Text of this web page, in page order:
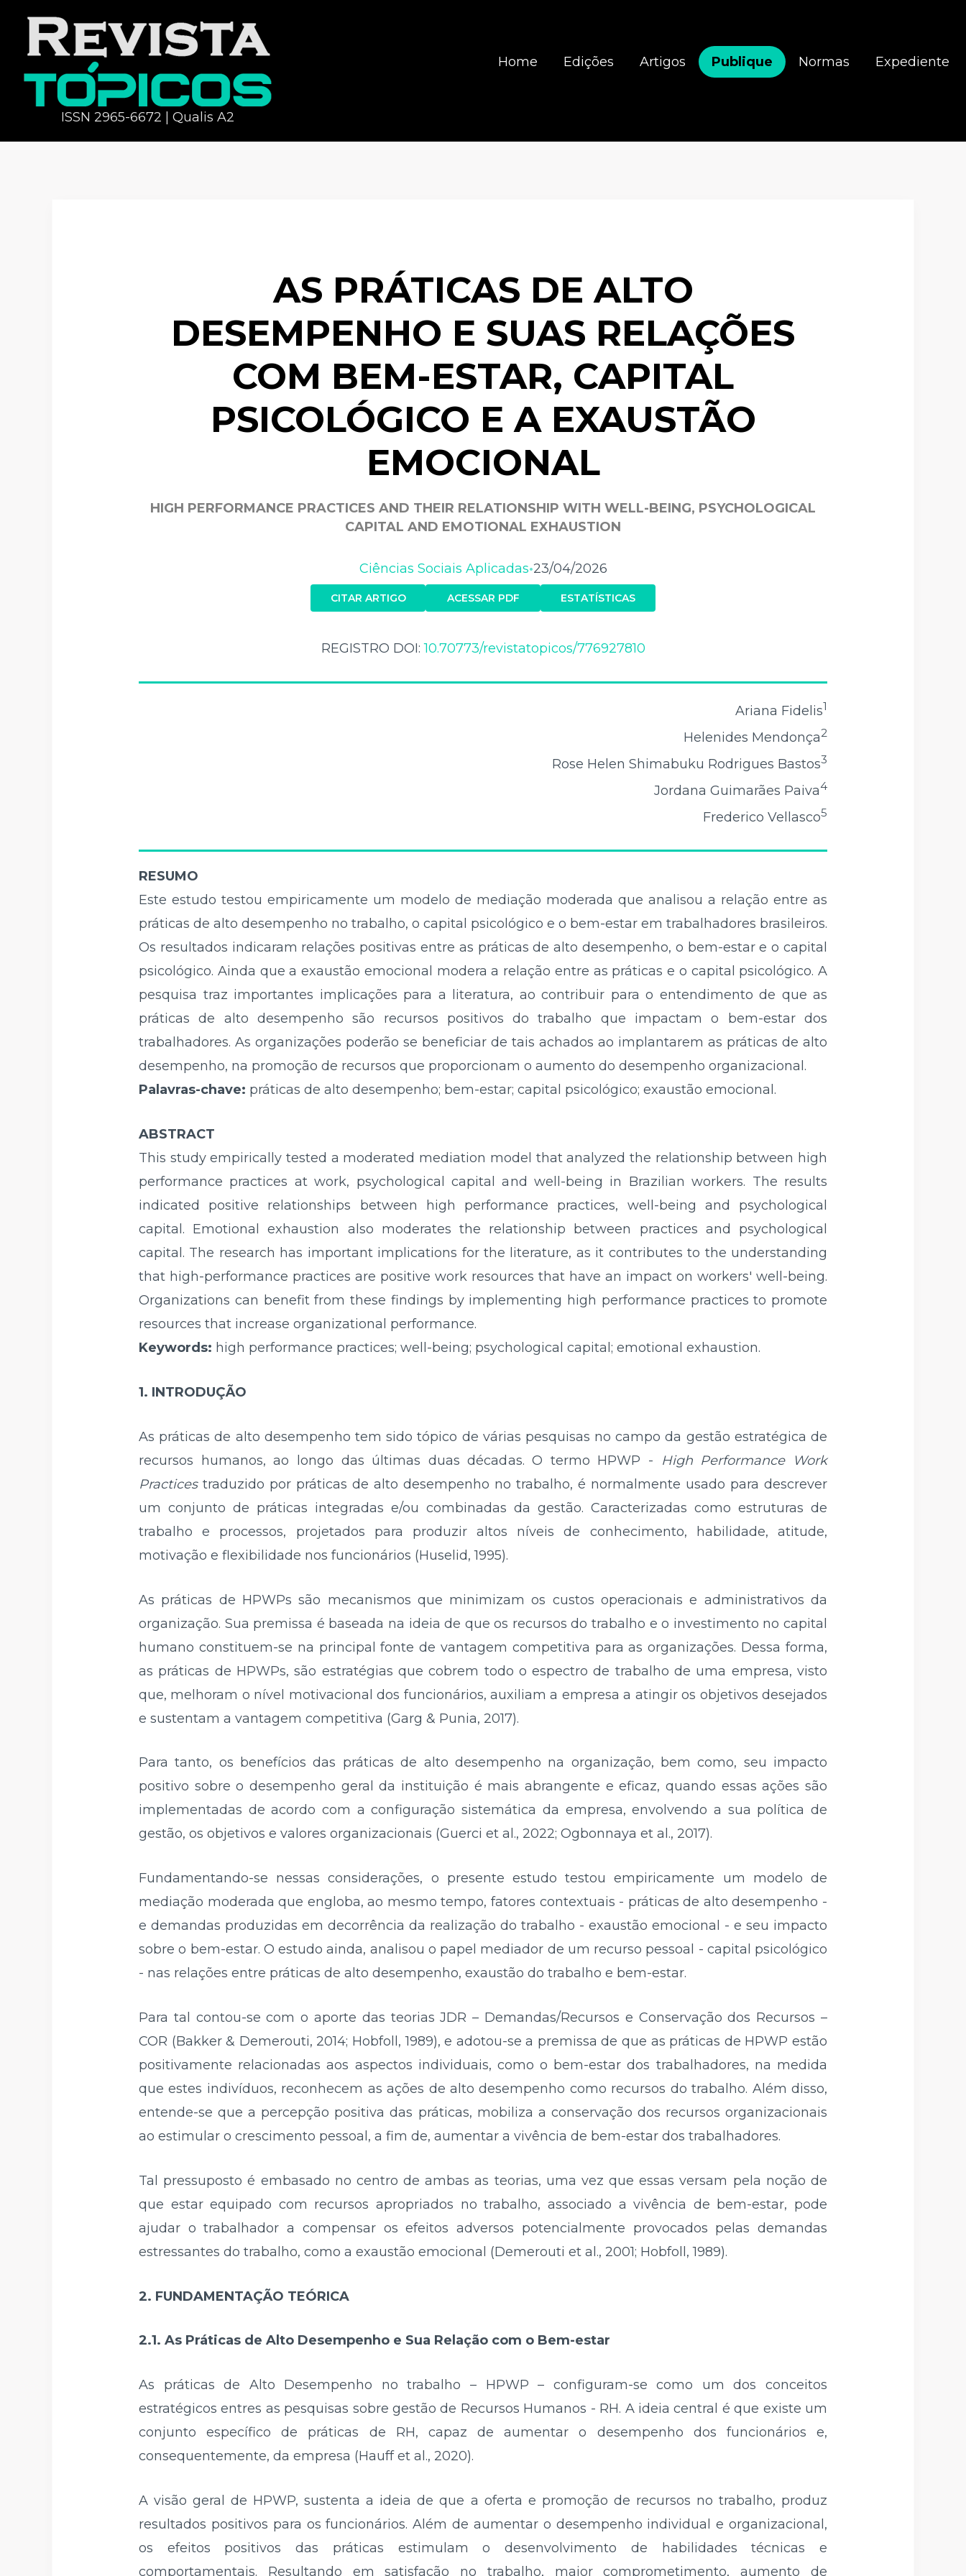
ISSN 2965-6672 | Qualis A2
Home Edições Artigos Publique Normas Expediente
AS PRÁTICAS DE ALTO
DESEMPENHO E SUAS RELAÇÕES
COM BEM-ESTAR, CAPITAL
PSICOLÓGICO E A EXAUSTÃO
EMOCIONAL
HIGH PERFORMANCE PRACTICES AND THEIR RELATIONSHIP WITH WELL-BEING, PSYCHOLOGICAL
CAPITAL AND EMOTIONAL EXHAUSTION
Ciências Sociais Aplicadas•23/04/2026
CITAR ARTIGO ACESSAR PDF ESTATÍSTICAS
REGISTRO DOI:10.70773/revistatopicos/776927810
Ariana Fidelis1
Helenides Mendonça2
Rose Helen Shimabuku Rodrigues Bastos3
Jordana Guimarães Paiva4
Frederico Vellasco5
RESUMO
Este estudo testou empiricamente um modelo de mediação moderada que analisou a relação entre as
práticas de alto desempenho no trabalho, o capital psicológico e o bem-estar em trabalhadores brasileiros.
Os resultados indicaram relações positivas entre as práticas de alto desempenho, o bem-estar e o capital
psicológico. Ainda que a exaustão emocional modera a relação entre as práticas e o capital psicológico. A
pesquisa traz importantes implicações para a literatura, ao contribuir para o entendimento de que as
práticas de alto desempenho são recursos positivos do trabalho que impactam o bem-estar dos
trabalhadores. As organizações poderão se beneficiar de tais achados ao implantarem as práticas de alto
desempenho, na promoção de recursos que proporcionam o aumento do desempenho organizacional.
Palavras-chave: práticas de alto desempenho; bem-estar; capital psicológico; exaustão emocional.
ABSTRACT
This study empirically tested a moderated mediation model that analyzed the relationship between high
performance practices at work, psychological capital and well-being in Brazilian workers. The results
indicated positive relationships between high performance practices, well-being and psychological
capital. Emotional exhaustion also moderates the relationship between practices and psychological
capital. The research has important implications for the literature, as it contributes to the understanding
that high-performance practices are positive work resources that have an impact on workers' well-being.
Organizations can benefit from these findings by implementing high performance practices to promote
resources that increase organizational performance.
Keywords: high performance practices; well-being; psychological capital; emotional exhaustion.
1. INTRODUÇÃO
As práticas de alto desempenho tem sido tópico de várias pesquisas no campo da gestão estratégica de
recursos humanos, ao longo das últimas duas décadas. O termo HPWP -
High Performance Work
Practicestraduzido por práticas de alto desempenho no trabalho, é normalmente usado para descrever
um conjunto de práticas integradas e/ou combinadas da gestão. Caracterizadas como estruturas de
trabalho e processos, projetados para produzir altos níveis de conhecimento, habilidade, atitude,
motivação e flexibilidade nos funcionários (Huselid, 1995).
As práticas de HPWPs são mecanismos que minimizam os custos operacionais e administrativos da
organização. Sua premissa é baseada na ideia de que os recursos do trabalho e o investimento no capital
humano constituem-se na principal fonte de vantagem competitiva para as organizações. Dessa forma,
as práticas de HPWPs, são estratégias que cobrem todo o espectro de trabalho de uma empresa, visto
que, melhoram o nível motivacional dos funcionários, auxiliam a empresa a atingir os objetivos desejados
e sustentam a vantagem competitiva (Garg & Punia, 2017).
Para tanto, os benefícios das práticas de alto desempenho na organização, bem como, seu impacto
positivo sobre o desempenho geral da instituição é mais abrangente e eficaz, quando essas ações são
implementadas de acordo com a configuração sistemática da empresa, envolvendo a sua política de
gestão, os objetivos e valores organizacionais (Guerci et al., 2022; Ogbonnaya et al., 2017).
Fundamentando-se nessas considerações, o presente estudo testou empiricamente um modelo de
mediação moderada que engloba, ao mesmo tempo, fatores contextuais - práticas de alto desempenho -
e demandas produzidas em decorrência da realização do trabalho - exaustão emocional - e seu impacto
sobre o bem-estar. O estudo ainda, analisou o papel mediador de um recurso pessoal - capital psicológico
- nas relações entre práticas de alto desempenho, exaustão do trabalho e bem-estar.
Para tal contou-se com o aporte das teorias JDR – Demandas/Recursos e Conservação dos Recursos –
COR (Bakker & Demerouti, 2014; Hobfoll, 1989), e adotou-se a premissa de que as práticas de HPWP estão
positivamente relacionadas aos aspectos individuais, como o bem-estar dos trabalhadores, na medida
que estes indivíduos, reconhecem as ações de alto desempenho como recursos do trabalho. Além disso,
entende-se que a percepção positiva das práticas, mobiliza a conservação dos recursos organizacionais
ao estimular o crescimento pessoal, a fim de, aumentar a vivência de bem-estar dos trabalhadores.
Tal pressuposto é embasado no centro de ambas as teorias, uma vez que essas versam pela noção de
que estar equipado com recursos apropriados no trabalho, associado a vivência de bem-estar, pode
ajudar o trabalhador a compensar os efeitos adversos potencialmente provocados pelas demandas
estressantes do trabalho, como a exaustão emocional (Demerouti et al., 2001; Hobfoll, 1989).
2. FUNDAMENTAÇÃO TEÓRICA
2.1. As Práticas de Alto Desempenho e Sua Relação com o Bem-estar
As práticas de Alto Desempenho no trabalho – HPWP – configuram-se como um dos conceitos
estratégicos entres as pesquisas sobre gestão de Recursos Humanos - RH. A ideia central é que existe um
conjunto específico de práticas de RH, capaz de aumentar o desempenho dos funcionários e,
consequentemente, da empresa (Hauff et al., 2020).
A visão geral de HPWP, sustenta a ideia de que a oferta e promoção de recursos no trabalho, produz
resultados positivos para os funcionários. Além de aumentar o desempenho individual e organizacional,
os efeitos positivos das práticas estimulam o desenvolvimento de habilidades técnicas e
comportamentais. Resultando em satisfação no trabalho, maior comprometimento, aumento de